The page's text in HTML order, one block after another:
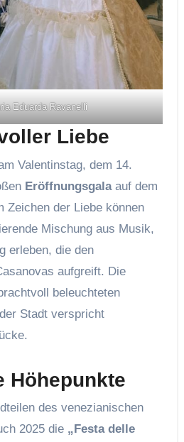
Eduarda Ravanelli
Liebe
Valentinstag, dem 14.
Eröffnungsgalaauf dem
Zeichen der Liebe können
Mischung aus Musik,
erleben, die den
aufgreift. Die
beleuchteten
Stadt verspricht
Höhepunkte
des venezianischen
2025 die „Festa delle